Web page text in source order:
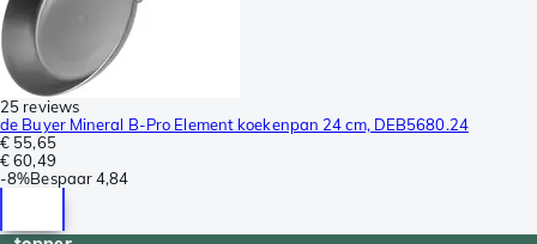
25 reviews
de Buyer Mineral B-Pro Element koekenpan 24 cm, DEB5680.24
€ 55,65
€ 60,49
-8%Bespaar4,84